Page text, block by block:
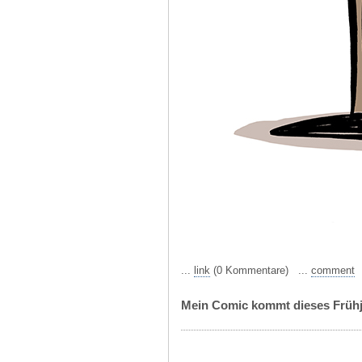
... link (0 Kommentare) ... comment
Mein Comic kommt dieses